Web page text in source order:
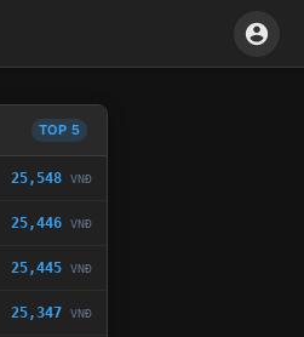
TOP 5
25,548 VNĐ
25,446 VNĐ
25,445 VNĐ
25,347 VNĐ